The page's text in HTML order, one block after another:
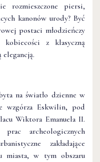
rozmieszczone piersi,
kanonów urody? Być
postaci młodzieńczy
kobiecości z klasyczną
na światło dzienne w
wzgórza Eskwilin, pod
Wiktora Emanuela II.
prac archeologicznych
zakładające
miasta, w tym obszaru